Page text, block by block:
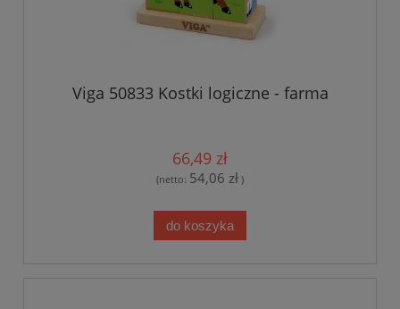
Viga 50833 Kostki logiczne - farma
66,49 zł
(netto: 54,06 zł )
do koszyka